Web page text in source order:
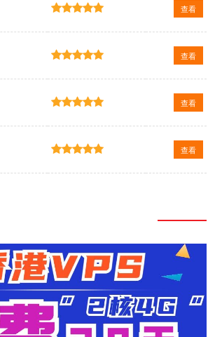
查看
查看
查看
查看